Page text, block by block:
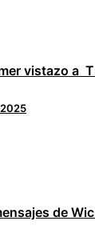
vistazo a
de